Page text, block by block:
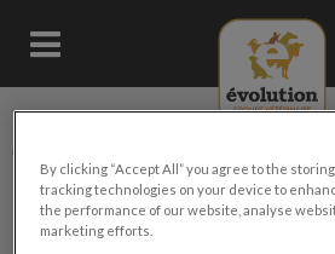
Page
Explorer
Groupe vétérinaire Évolution
By clicking “Accept All” you agree to the
tracking technologies on your device to
the performance of our website, analyse
marketing efforts.